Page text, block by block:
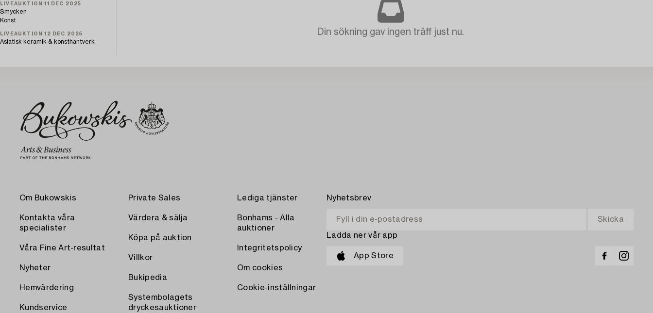
LIVEAUKTION 11 DEC 2025
Smycken
Konst
LIVEAUKTION 12 DEC 2025
Asiatisk keramik & konsthantverk
Din sökning gav ingen träff just nu.
Om Bukowskis
Kontakta våra
specialister
Våra Fine Art-resultat
Nyheter
Hemvärdering
Kundservice
Private Sales
Värdera & sälja
Köpa på auktion
Villkor
Bukipedia
Systembolagets
dryckesauktioner
Lediga tjänster
Bonhams - Alla
auktioner
Integritetspolicy
Om cookies
Cookie-inställningar
Nyhetsbrev
Ladda ner vår app
App Store